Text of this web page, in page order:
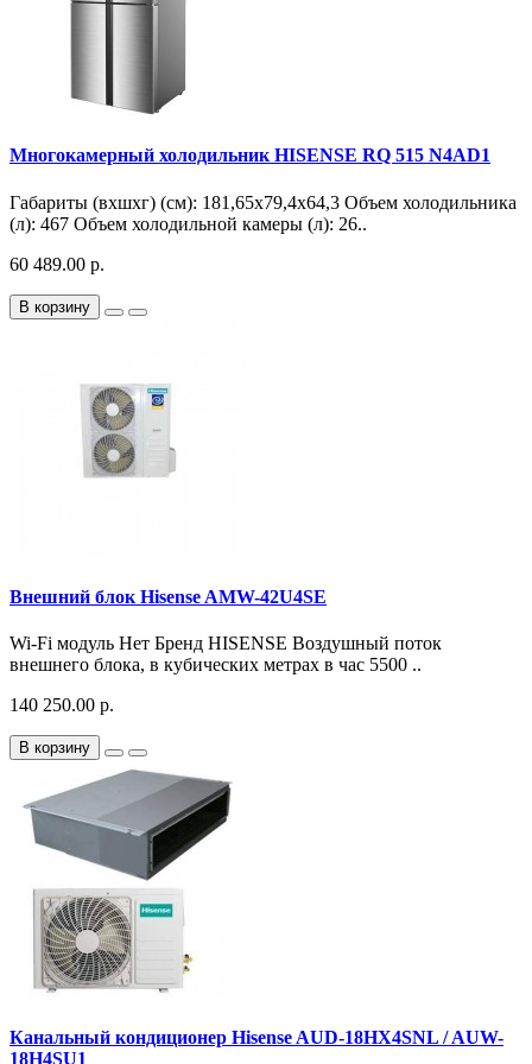
Многокамерный холодильник HISENSE RQ 515 N4AD1
Габариты (вхшхг) (см): 181,65х79,4х64,3 Объем холодильника
(л): 467 Объем холодильной камеры (л): 26..
60 489.00 р.
В корзину
Внешний блок Hisense AMW-42U4SE
Wi-Fi модуль Нет Бренд HISENSE Воздушный поток
внешнего блока, в кубических метрах в час 5500 ..
140 250.00 р.
В корзину
Канальный кондиционер Hisense AUD-18HX4SNL / AUW-
18H4SU1